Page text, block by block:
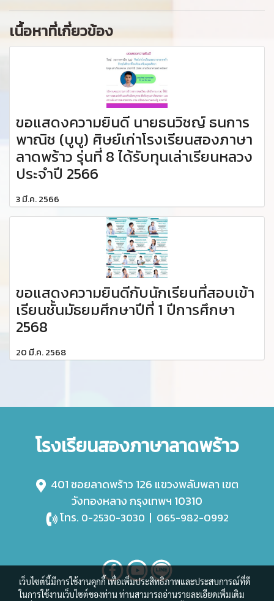
เนื้อหาที่เกี่ยวข้อง
ขอแสดงความยินดี นายธนวิชญ์ ธนการ
พาณิช (บูบู) ศิษย์เก่าโรงเรียนสองภาษา
ลาดพร้าว รุ่นที่ 8 ได้รับทุนเล่าเรียนหลวง
ประจำปี 2566
3 มี.ค. 2566
ขอแสดงความยินดีกับนักเรียนที่สอบเข้า
เรียนชั้นมัธยมศึกษาปีที่ 1 ปีการศึกษา
2568
20 มี.ค. 2568
โรงเรียนสองภาษาลาดพร้าว
401 ซอยลาดพร้าว 126 แขวงพลับพลา เขต
วังทองหลาง กรุงเทพฯ 10310
โทร. 0-2530-3030 | 065-982-0992
เว็บไซต์นี้มีการใช้งานคุกกี้ เพื่อเพิ่มประสิทธิภาพและประสบการณ์ที่ดี
ในการใช้งานเว็บไซต์ของท่าน ท่านสามารถอ่านรายละเอียดเพิ่มเติม